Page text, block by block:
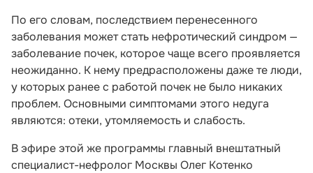
По его словам, последствием перенесенного
заболевания может стать нефротический синдром —
заболевание почек, которое чаще всего проявляется
неожиданно. К нему предрасположены даже те люди,
у которых ранее с работой почек не было никаких
проблем. Основными симптомами этого недуга
являются: отеки, утомляемость и слабость.
В эфире этой же программы главный внештатный
специалист-нефролог Москвы Олег Котенко